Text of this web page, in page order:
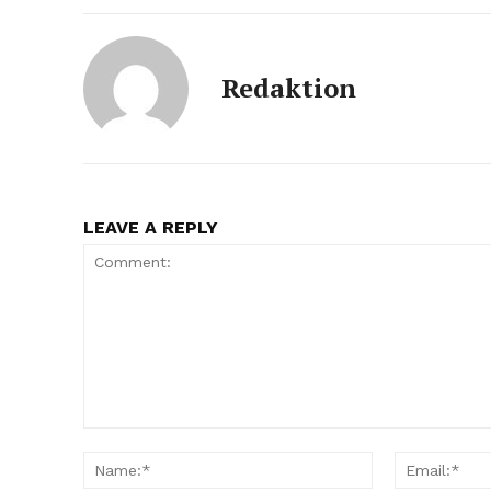
Redaktion
LEAVE A REPLY
Name:*